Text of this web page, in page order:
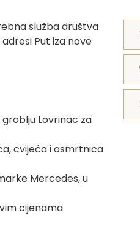
služba društva
Put iza nove
Lovrinac za
cvijeća i osmrtnica
Mercedes, u
cijenama